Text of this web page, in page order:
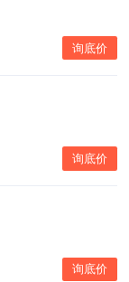
询底价
询底价
询底价